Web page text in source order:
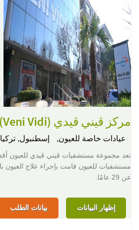
مركز ڨيني ڨيدي (Veni Vidi) الصحيّ للعيون
عيادات خاصة للعيون, إسطنبول, تركيا
تعد مجموعة مستشفيات ڨيني ڨيدي للعيون
مستشفيات للعيون قامت بإجراء علاج العيون
عن 29 عامًا.
إظهار البيانات بيانات الطلب